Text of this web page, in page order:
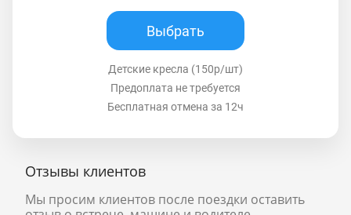
Выбрать
Детские кресла (150р/шт)
Предоплата не требуется
Бесплатная отмена за 12ч
Отзывы клиентов
Мы просим клиентов после поездки оставить